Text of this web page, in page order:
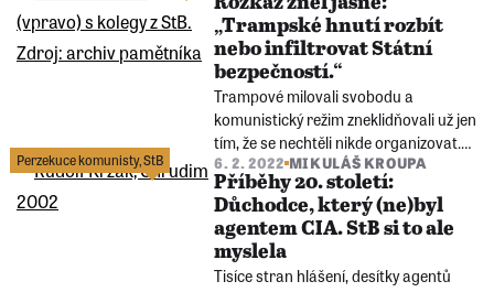
kategorie nebezpečnosti a „pašerák“
duchovní literatury. A také účastník
zpívaných modliteb.
„Trampské hnutí rozbít
nebo infiltrovat Státní
bezpečností.“
Trampové milovali svobodu a
komunistický režim zneklidňovali už jen
tím, že se nechtěli nikde organizovat.
Jak je ale trestat za to, že tráví čas v
přírodě? Na čundry v době
normalizace vzpomínají tehdejší
trampové i bývalý příslušník StB.
Perzekuce komunisty,StB 6. 2. 2022 MIKULÁŠ KROUPA
Příběhy 20. století:
Důchodce, který (ne)byl
agentem CIA. StB si to ale
myslela
Tisíce stran hlášení, desítky agentů